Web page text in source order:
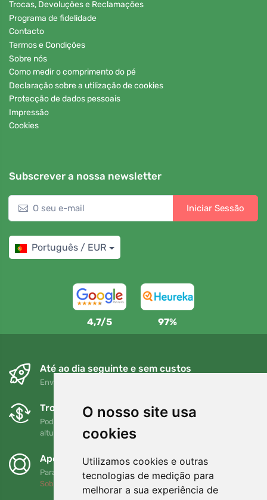
O nosso site usa
cookies
Utilizamos cookies e outras
tecnologias de medição para
melhorar a sua experiência de
Trocas, Devoluções e Reclamações
Programa de fidelidade
Contacto
Termos e Condições
Sobre nós
Como medir o comprimento do pé
Declaração sobre a utilização de cookies
Protecção de dados pessoais
Impressão
Cookies
Subscrever a nossa newsletter
Iniciar Sessão
Português / EUR
4,7/5 97%
Até ao dia seguinte e sem custos
Envio gratuito para encomendas superiores a 80 EUR
Trocas e devoluções gratuitas
Pode devolver ou trocar a sua encomenda em qualquer
altura no prazo de 90 dias
Apoiamos a Trees.org
Para cada encomenda plantamos uma árvore! Leia mais
Sobre nós